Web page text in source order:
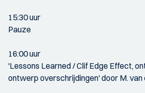
15:30 uur
Pauze
16:00 uur
'Lessons Learned / Clif Edge Effect,
ontwerp overschrijdingen' door M.